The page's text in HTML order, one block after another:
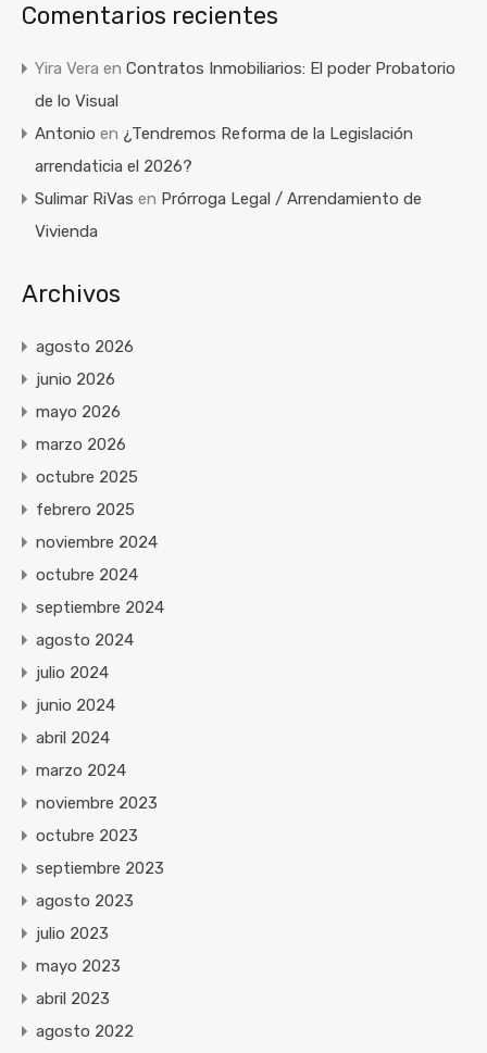
Comentarios recientes
Yira Vera en Contratos Inmobiliarios: El poder Probatorio
de lo Visual
Antonio en ¿Tendremos Reforma de la Legislación
arrendaticia el 2026?
Sulimar RiVas en Prórroga Legal / Arrendamiento de
Vivienda
Archivos
agosto 2026
junio 2026
mayo 2026
marzo 2026
octubre 2025
febrero 2025
noviembre 2024
octubre 2024
septiembre 2024
agosto 2024
julio 2024
junio 2024
abril 2024
marzo 2024
noviembre 2023
octubre 2023
septiembre 2023
agosto 2023
julio 2023
mayo 2023
abril 2023
agosto 2022